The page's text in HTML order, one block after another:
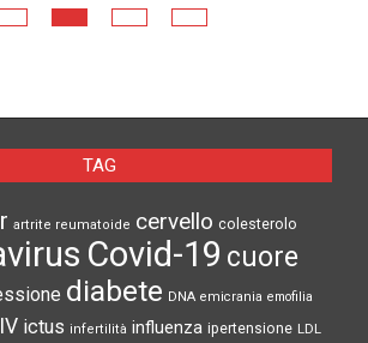
TAG
artrite reumatoide cervello colesterolo
Covid-19 cuore
diabete DNA emicrania emofilia
ictus infertilità influenza ipertensione LDL